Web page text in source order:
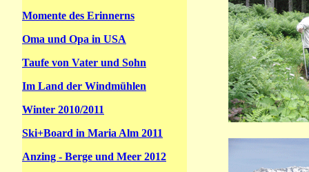
Momente des Erinnerns
Oma und Opa in USA
Taufe von Vater und Sohn
Im Land der Windmühlen
Winter 2010/2011
Ski+Board in Maria Alm 2011
Anzing - Berge und Meer 2012